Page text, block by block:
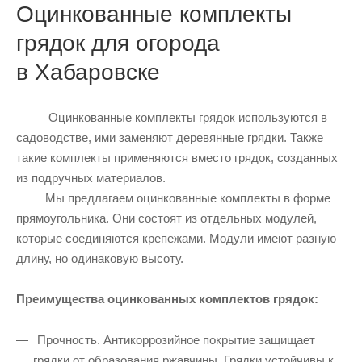
Оцинкованные комплекты
грядок для огорода
в Хабаровске
Оцинкованные комплекты грядок используются в
садоводстве, ими заменяют деревянные грядки. Также
такие комплекты применяются вместо грядок, созданных
из подручных материалов.
Мы предлагаем оцинкованные комплекты в форме
прямоугольника. Они состоят из отдельных модулей,
которые соединяются крепежами. Модули имеют разную
длину, но одинаковую высоту.
Преимущества оцинкованных комплектов грядок:
Прочность. Антикоррозийное покрытие защищает